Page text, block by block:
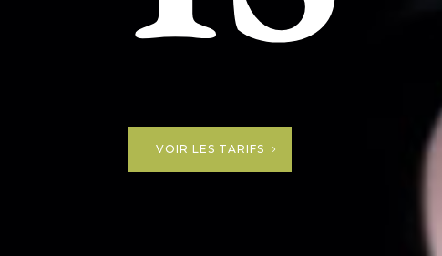
VOIR LES TARIFS